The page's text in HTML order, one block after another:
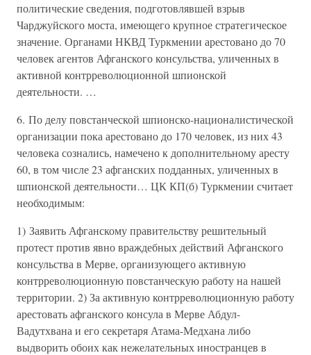
политические сведения, подготовлявшей взрыв
Чарджуйского моста, имеющего крупное стратегическое
значение. Органами НКВД Туркмении арестовано до 70
человек агентов Афганского консульства, уличенных в
активной контрреволюционной шпионской
деятельности. …
6. По делу повстанческой шпионско-националистической
организации пока арестовано до 170 человек, из них 43
человека сознались, намечено к дополнительному аресту
60, в том числе 23 афганских подданных, уличенных в
шпионской деятельности… ЦК КП(б) Туркмении считает
необходимым:
1) Заявить Афганскому правительству решительный
протест против явно враждебных действий Афганского
консульства в Мерве, организующего активную
контрреволюционную повстанческую работу на нашей
территории. 2) За активную контрреволюционную работу
арестовать афганского консула в Мерве Абдул-
Вадутхвана и его секретаря Атама-Медхана либо
выдворить обоих как нежелательных иностранцев в